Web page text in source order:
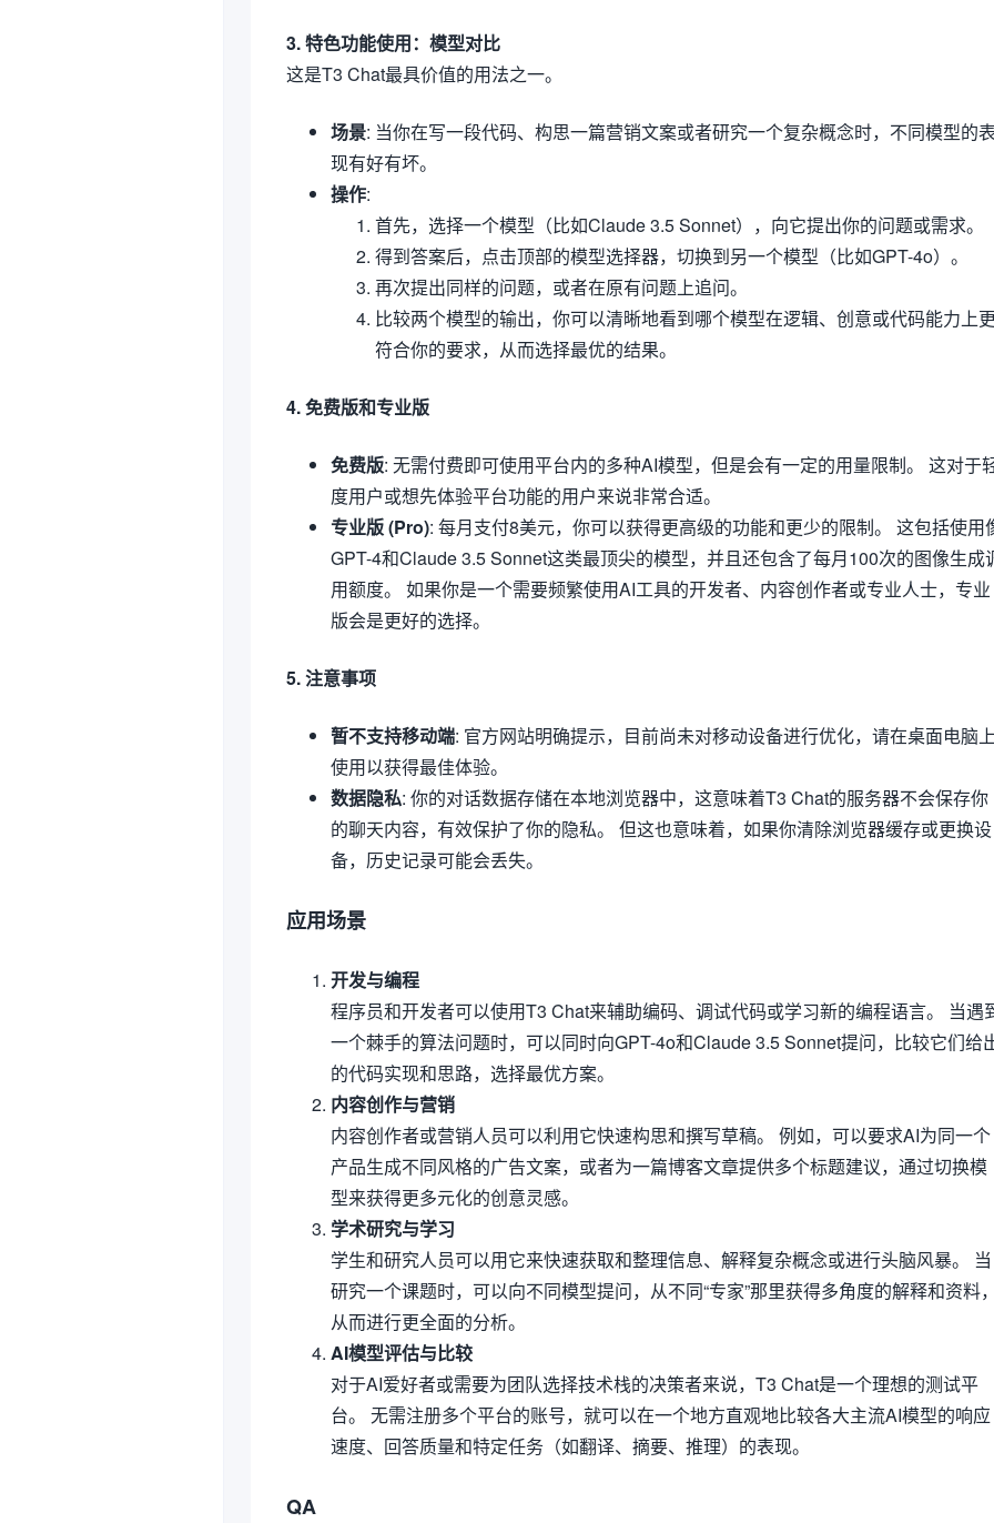
3. 特色功能使用：模型对比
这是T3 Chat最具价值的用法之一。
场景: 当你在写一段代码、构思一篇营销文案或者研究一个复杂概念时，不同模型的
现有好有坏。
操作:
首先，选择一个模型（比如Claude 3.5 Sonnet），向它提出你的问题或需求。
得到答案后，点击顶部的模型选择器，切换到另一个模型（比如GPT-4o）。
再次提出同样的问题，或者在原有问题上追问。
比较两个模型的输出，你可以清晰地看到哪个模型在逻辑、创意或代码能力上
符合你的要求，从而选择最优的结果。
4. 免费版和专业版
免费版: 无需付费即可使用平台内的多种AI模型，但是会有一定的用量限制。 这对于
度用户或想先体验平台功能的用户来说非常合适。
专业版 (Pro): 每月支付8美元，你可以获得更高级的功能和更少的限制。 这包括使用
GPT-4和Claude 3.5 Sonnet这类最顶尖的模型，并且还包含了每月100次的图像生成
用额度。 如果你是一个需要频繁使用AI工具的开发者、内容创作者或专业人士，专业
版会是更好的选择。
5. 注意事项
暂不支持移动端: 官方网站明确提示，目前尚未对移动设备进行优化，请在桌面电脑
使用以获得最佳体验。
数据隐私: 你的对话数据存储在本地浏览器中，这意味着T3 Chat的服务器不会保存你
的聊天内容，有效保护了你的隐私。 但这也意味着，如果你清除浏览器缓存或更换设
备，历史记录可能会丢失。
应用场景
开发与编程
程序员和开发者可以使用T3 Chat来辅助编码、调试代码或学习新的编程语言。 当遇
一个棘手的算法问题时，可以同时向GPT-4o和Claude 3.5 Sonnet提问，比较它们给
的代码实现和思路，选择最优方案。
内容创作与营销
内容创作者或营销人员可以利用它快速构思和撰写草稿。 例如，可以要求AI为同一个
产品生成不同风格的广告文案，或者为一篇博客文章提供多个标题建议，通过切换模
型来获得更多元化的创意灵感。
学术研究与学习
学生和研究人员可以用它来快速获取和整理信息、解释复杂概念或进行头脑风暴。 当
研究一个课题时，可以向不同模型提问，从不同“专家”那里获得多角度的解释和资料
从而进行更全面的分析。
AI模型评估与比较
对于AI爱好者或需要为团队选择技术栈的决策者来说，T3 Chat是一个理想的测试平
台。 无需注册多个平台的账号，就可以在一个地方直观地比较各大主流AI模型的响应
速度、回答质量和特定任务（如翻译、摘要、推理）的表现。
QA